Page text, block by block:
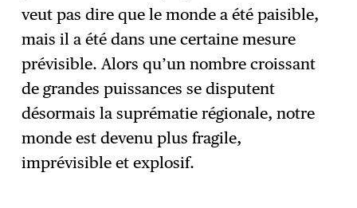
veut pas dire que le monde a été paisible,
mais il a été dans une certaine mesure
prévisible. Alors qu’un nombre croissant
de grandes puissances se disputent
désormais la suprématie régionale, notre
monde est devenu plus fragile,
imprévisible et explosif.